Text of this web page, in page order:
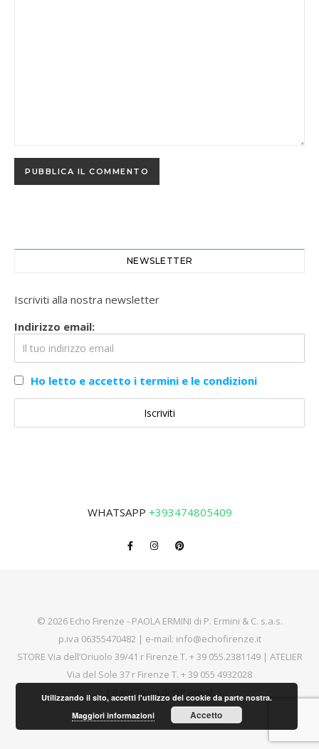
NEWSLETTER
Iscriviti alla nostra newsletter
Indirizzo email:
Ho letto e accetto i termini e le condizioni
WHATSAPP +393474805409
© 2026 Echo Firenze - PAOLA ERMINI di P. Ermini & C. s.a.s.
p.iva 06355470482 | e-mail: info@echofirenze.it
STORE Via dell’Oriuolo 39/41 r Firenze T. + 39 055.2381149| ATELIER
Via del Sole 37 r Firenze T. + 39 055 4932028
Bard Tema di WP Royal
Utilizzando il sito, accetti l'utilizzo dei cookie da parte nostra.
Maggiori informazioni
Accetto